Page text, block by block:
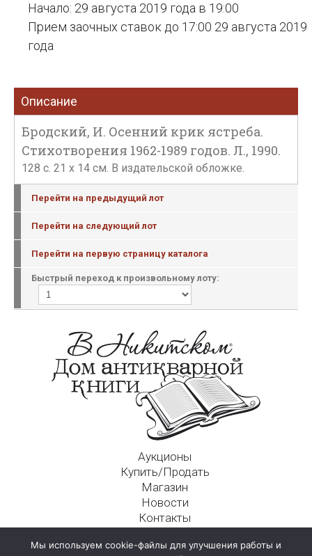
Начало: 29 августа 2019 года в 19:00
Прием заочных ставок до 17:00 29 августа 2019
года
Описание
Бродский, И. Осенний крик ястреба.
Стихотворения 1962-1989 годов. Л., 1990.
128 c. 21 x 14 см. В издательской обложке.
Перейти на предыдущий лот
Перейти на следующий лот
Перейти на первую страницу каталога
Быстрый переход к произвольному лоту:
Аукционы
Купить/Продать
Магазин
Новости
Контакты
125009, г. Москва, Никитский пер., д. 4а, стр. 1
Мы используем cookie-файлы для улучшения работы и